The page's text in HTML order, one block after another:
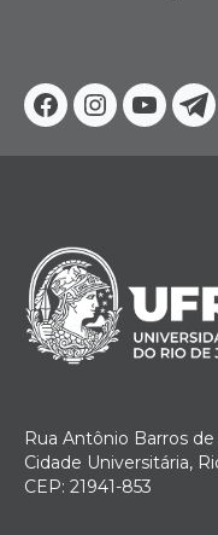
Facebook
Instagram
Rua Antônio Barros de
Cidade Universitária,
CEP: 21941-853